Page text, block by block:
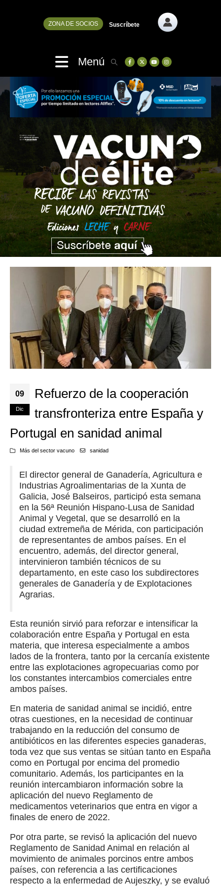
ZONA DE SOCIOS Suscríbete
Menú
09
Dic
Refuerzo de la cooperación
transfronteriza entre España y
Portugal en sanidad animal
Más del sector vacuno sanidad
El director general de Ganadería, Agricultura e
Industrias Agroalimentarias de la Xunta de
Galicia, José Balseiros, participó esta semana
en la 56ª Reunión Hispano-Lusa de Sanidad
Animal y Vegetal, que se desarrolló en la
ciudad extremeña de Mérida, con participación
de representantes de ambos países. En el
encuentro, además, del director general,
intervinieron también técnicos de su
departamento, en este caso los subdirectores
generales de Ganadería y de Explotaciones
Agrarias.
Esta reunión sirvió para reforzar e intensificar la
colaboración entre España y Portugal en esta
materia, que interesa especialmente a ambos
lados de la frontera, tanto por la cercanía existente
entre las explotaciones agropecuarias como por
los constantes intercambios comerciales entre
ambos países.
En materia de sanidad animal se incidió, entre
otras cuestiones, en la necesidad de continuar
trabajando en la reducción del consumo de
antibióticos en las diferentes especies ganaderas,
toda vez que sus ventas se sitúan tanto en España
como en Portugal por encima del promedio
comunitario. Además, los participantes en la
reunión intercambiaron información sobre la
aplicación del nuevo Reglamento de
medicamentos veterinarios que entra en vigor a
finales de enero de 2022.
Por otra parte, se revisó la aplicación del nuevo
Reglamento de Sanidad Animal en relación al
movimiento de animales porcinos entre ambos
países, con referencia a las certificaciones
respecto a la enfermedad de Aujeszky, y se evaluó